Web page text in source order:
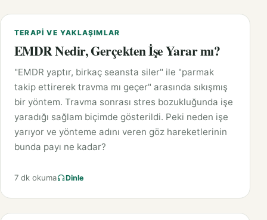
TERAPI VE YAKLAŞIMLAR
EMDR Nedir, Gerçekten İşe Yarar mı?
"EMDR yaptır, birkaç seansta siler" ile "parmak
takip ettirerek travma mı geçer" arasında sıkışmış
bir yöntem. Travma sonrası stres bozukluğunda işe
yaradığı sağlam biçimde gösterildi. Peki neden işe
yarıyor ve yönteme adını veren göz hareketlerinin
bunda payı ne kadar?
7 dk okuma Dinle